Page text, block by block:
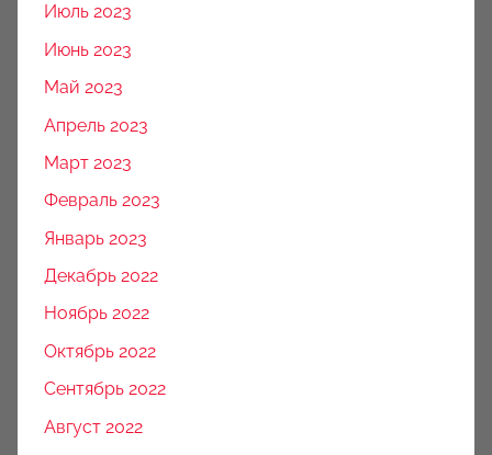
Июль 2023
Июнь 2023
Май 2023
Апрель 2023
Март 2023
Февраль 2023
Январь 2023
Декабрь 2022
Ноябрь 2022
Октябрь 2022
Сентябрь 2022
Август 2022